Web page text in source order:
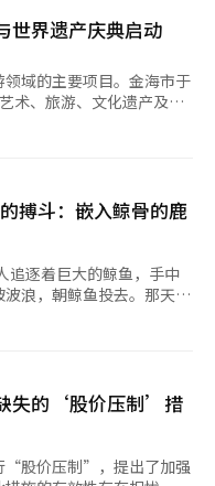
道经人工智能（AI）系
种问题，但最大的问题根
“选举本身是否民主，是
第二个问题是长期执
，选举过程非常激
关联，受到政治影响，政
得利益的情况，比如说派
9万2000多名选民一样，各
太窄，那就没有意
行直接选举，并且要限制
2万人，并利用电子投票
久足球协会似乎在争论是
充说：“由于韩国足球协
现了一些混乱。各个协会
，有的大协会人数较多，
：“民主的构成、透明的运
世界遗产庆典启动
域的主要项目。金海市于
术、旅游、文化遗产及大
目的推进计划。核心项目
方米停车场也将进行整
放文化空间。这两个设施
于中间的道路，行人通行
进行了可行性研究和实
民说明会制定了分阶段的
约为800亿韩元。市政府
今年的第一次追加预算中
年本预算中确保第一阶
，今年下半年将启动实施
，预计同年下半年完
区代表性的文学奖——第六
作品征集于上月31日截
奖作品，并于10月17日举
年以上的作家，奖金为
搏斗：嵌入鲸骨的鹿
追逐着巨大的鲸鱼，手中
浪，朝鲸鱼投去。那天海
然而，数千年后从地下发
文物是在鲸鱼的肩骨和脊
单独出土，而是完整地留
器时
没有文字记录。黄城洞遗
调查中首次被发现。随后
失的‘股价压制’措
“股价压制”，提出了加强